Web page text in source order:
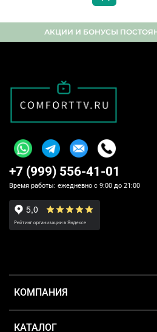
АКЦИИ И БОНУСЫ
КОМПАНИЯ
КАТАЛОГ
+7 (999) 556-41-01
Время работы: ежедневно с 9:00 до 21:00